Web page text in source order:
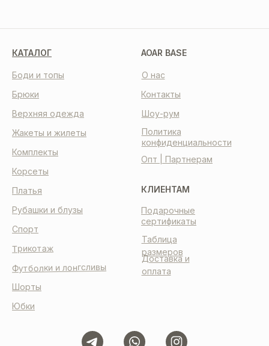
КАТАЛОГ
КЛИЕНТАМ
Таблица
размеров
Доставка и
оплата
Подарочные
сертификаты
AOAR BASE
О нас
Контакты
Шоу-рум
Политика
конфиденциальности
Опт | Партнерам
Корсеты
Платья
Боди и топы
Комплекты
Шорты
Спорт
Рубашки и блузы
Брюки
Жакеты и жилеты
Трикотаж
Футболки и лонгсливы
Верхняя одежда
Юбки